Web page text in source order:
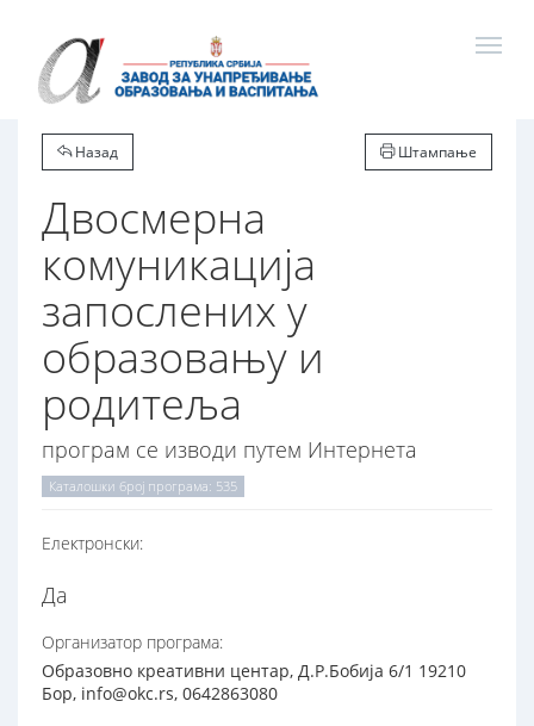
Назад Штампање
Двосмерна
комуникација
запослених у
образовању и
родитеља
програм се изводи путем Интернета
Каталошки број програма: 535
Електронски:
Да
Организатор програма:
Образовно креативни центар, Д.Р.Бобија 6/1 19210
Бор, info@okc.rs, 0642863080